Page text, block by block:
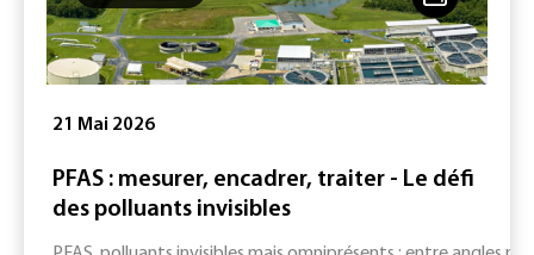
21 Mai 2026
PFAS : mesurer, encadrer, traiter - Le défi
des polluants invisibles